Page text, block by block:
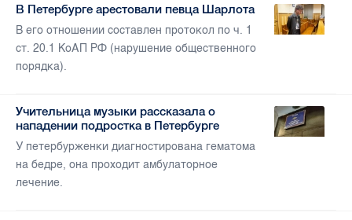
В Петербурге арестовали певца Шарлота
В его отношении составлен протокол по ч. 1
ст. 20.1 КоАП РФ (нарушение общественного
порядка).
Учительница музыки рассказала о
нападении подростка в Петербурге
У петербурженки диагностирована гематома
на бедре, она проходит амбулаторное
лечение.